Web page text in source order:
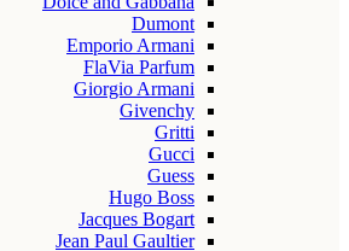
Dumont
Emporio Armani
FlaVia Parfum
Giorgio Armani
Givenchy
Gritti
Gucci
Guess
Hugo Boss
Jacques Bogart
Jean Paul Gaultier